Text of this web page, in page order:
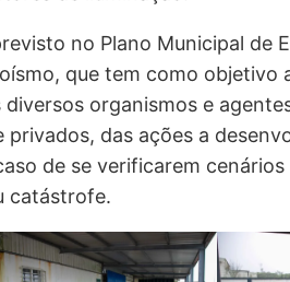
no Plano Municipal de
que tem como objetivo
organismos e
das ações a
de se verificarem
catástrofe.